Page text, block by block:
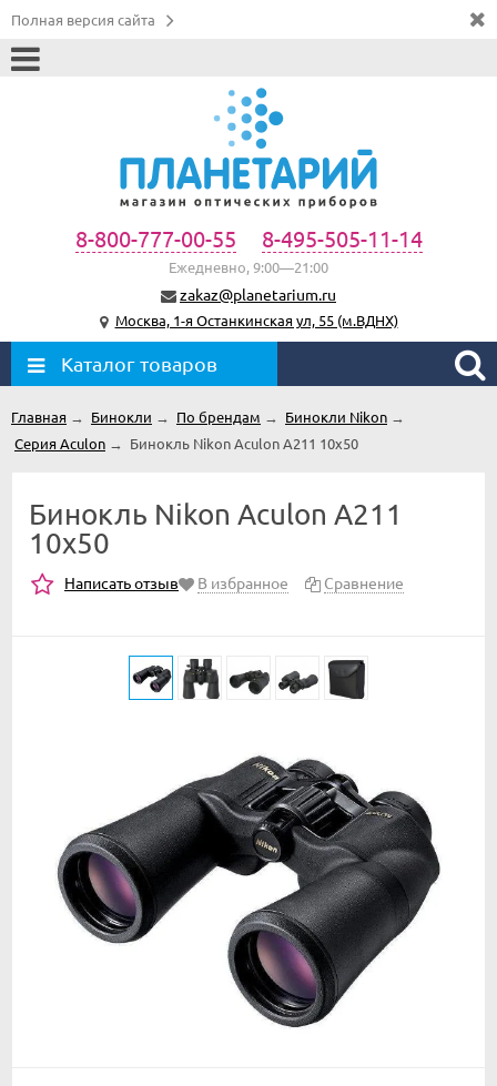
Полная версия сайта
8-800-777-00-55 8-495-505-11-14
Ежедневно, 9:00—21:00
zakaz@planetarium.ru
Москва, 1-я Останкинская ул, 55 (м.ВДНХ)
Каталог товаров
Главная → Бинокли → По брендам → Бинокли Nikon →
Серия Aculon → Бинокль Nikon Aculon A211 10x50
Бинокль Nikon Aculon A211
10x50
Написать отзыв В избранное Сравнение